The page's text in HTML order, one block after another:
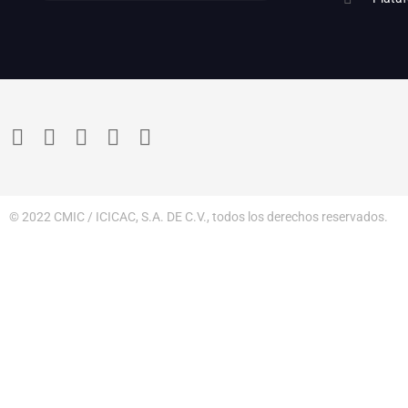
© 2022 CMIC / ICICAC, S.A. DE C.V., todos los derechos reservados.